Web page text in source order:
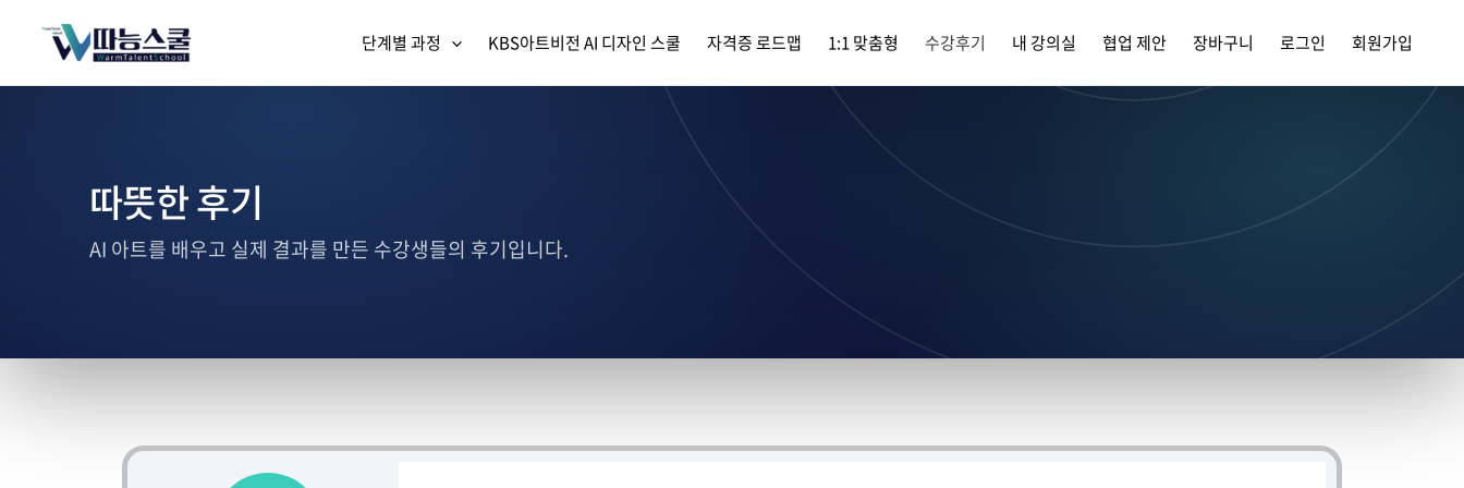
단계별 과정 KBS아트비전 AI 디자인 스쿨 자격증 로드맵 1:1 맞춤형 수강후기 내 강의실 협업 제안 장바구니 로그인 회원가입
따뜻한 후기
AI 아트를 배우고 실제 결과를 만든 수강생들의 후기입니다.